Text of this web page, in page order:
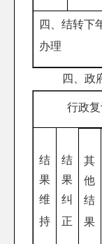
四、结转下
办理
四、政
行政
结
果
维
持
结
果
纠
正
其
他
结
果